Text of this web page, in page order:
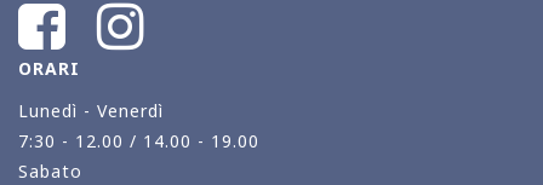
ORARI
Lunedì - Venerdì
7:30 - 12.00 / 14.00 - 19.00
Sabato